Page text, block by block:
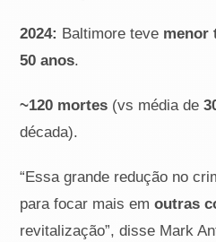
2024: Baltimore teve menor
50 anos.
~120 mortes (vs média de
década).
“Essa grande redução no
para focar mais emoutras
revitalização”, disse Mark